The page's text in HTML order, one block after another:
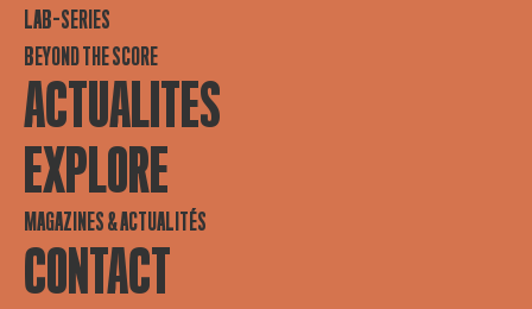
LAB-SERIES
BEYOND THE SCORE
ACTUALITES
EXPLORE
MAGAZINES & ACTUALITÉS
CONTACT